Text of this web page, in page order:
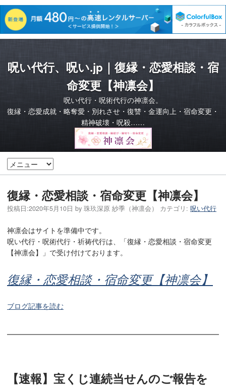
呪い代行、呪い.jp｜復縁・恋愛相談・宿
命変更【神凛会】
呪い代行・呪術代行の神凛会。
復縁・恋愛成就・略奪愛・別れさせ・復讐・金運向上・宿命変更・
精神破壊・呪殺……
復縁・恋愛相談・宿命変更【神凛会】
投稿日:2020年5月10日 by 珠玖深原 紗季（神凛会） カテゴリ: 呪い代行
神凛会はサイトを準備中です。
呪い代行・呪術代行・祈祷代行は、「復縁・恋愛相談・宿命変更
【神凛会】」で受け付けております。
復縁・恋愛相談・宿命変更【神凛会】
ブログ記事を読む
【速報】宝くじ連続当せんのご報告を